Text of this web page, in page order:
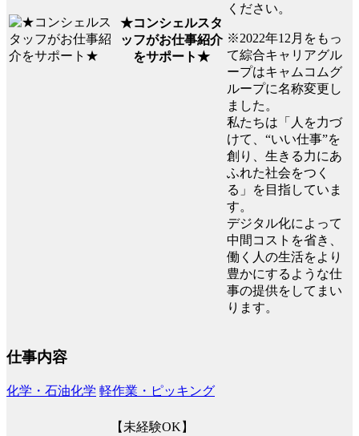
★コンシェルスタ
ッフがお仕事紹介
をサポート★
ください。
※2022年12月をもっ
て綜合キャリアグル
ープはキャムコムグ
ループに名称変更し
ました。
私たちは「人を力づ
けて、“いい仕事”を
創り、生きる力にあ
ふれた社会をつく
る」を目指していま
す。
デジタル化によって
中間コストを省き、
働く人の生活をより
豊かにするような仕
事の提供をしてまい
ります。
仕事内容
化学・石油化学 軽作業・ピッキング
【未経験OK】